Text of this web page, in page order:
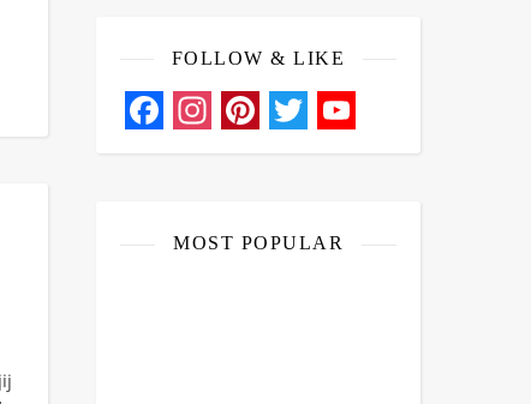
FOLLOW & LIKE
Facebook
Instagram
Pinterest
Twitter
YouTube
MOST POPULAR